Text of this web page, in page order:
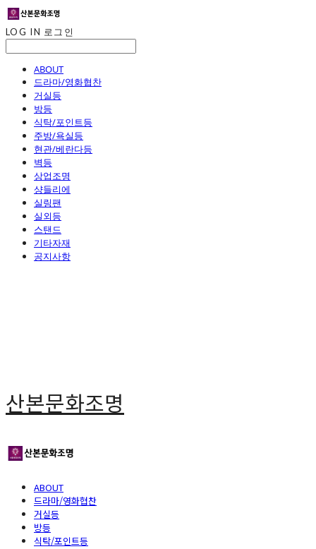
LOG IN 로그인
ABOUT
드라마/영화협찬
거실등
방등
식탁/포인트등
주방/욕실등
현관/베란다등
벽등
상업조명
샹들리에
실링팬
실외등
스탠드
기타자재
공지사항
산본문화조명
ABOUT
드라마/영화협찬
거실등
방등
식탁/포인트등